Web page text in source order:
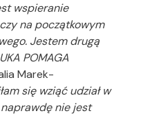
wspieranie
na początkowym
Jestem drugą
POMAGA
Marek-
się wziąć udział w
nie jest